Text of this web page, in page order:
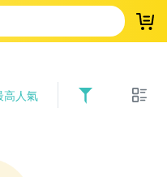
登
高人氣